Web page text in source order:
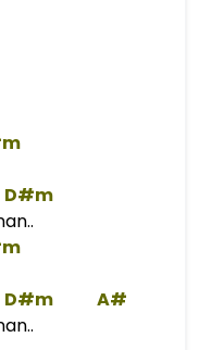
D#m
D#m
A#